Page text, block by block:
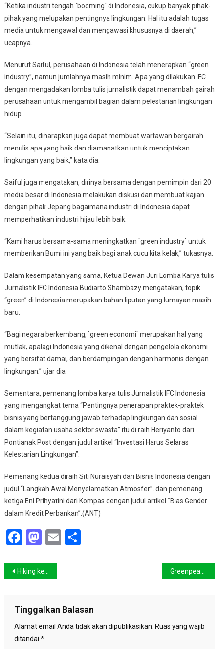
“Ketika industri tengah `booming` di Indonesia, cukup banyak pihak-
pihak yang melupakan pentingnya lingkungan. Hal itu adalah tugas
media untuk mengawal dan mengawasi khususnya di daerah,”
ucapnya.
Menurut Saiful, perusahaan di Indonesia telah menerapkan “green
industry”, namun jumlahnya masih minim. Apa yang dilakukan IFC
dengan mengadakan lomba tulis jurnalistik dapat menambah gairah
perusahaan untuk mengambil bagian dalam pelestarian lingkungan
hidup.
“Selain itu, diharapkan juga dapat membuat wartawan bergairah
menulis apa yang baik dan diamanatkan untuk menciptakan
lingkungan yang baik,” kata dia.
Saiful juga mengatakan, dirinya bersama dengan pemimpin dari 20
media besar di Indonesia melakukan diskusi dan membuat kajian
dengan pihak Jepang bagaimana industri di Indonesia dapat
memperhatikan industri hijau lebih baik.
“Kami harus bersama-sama meningkatkan `green industry` untuk
memberikan Bumi ini yang baik bagi anak cucu kita kelak,” tukasnya.
Dalam kesempatan yang sama, Ketua Dewan Juri Lomba Karya tulis
Jurnalistik IFC Indonesia Budiarto Shambazy mengatakan, topik
“green” di Indonesia merupakan bahan liputan yang lumayan masih
baru.
“Bagi negara berkembang, `green economi` merupakan hal yang
mutlak, apalagi Indonesia yang dikenal dengan pengelola ekonomi
yang bersifat damai, dan berdampingan dengan harmonis dengan
lingkungan,” ujar dia.
Sementara, pemenang lomba karya tulis Jurnalistik IFC Indonesia
yang mengangkat tema “Pentingnya penerapan praktek-praktek
bisnis yang bertanggung jawab terhadap lingkungan dan sosial
dalam kegiatan usaha sektor swasta” itu di raih Heriyanto dari
Pontianak Post dengan judul artikel “Investasi Harus Selaras
Kelestarian Lingkungan”.
Pemenang kedua diraih Siti Nuraisyah dari Bisnis Indonesia dengan
judul “Langkah Awal Menyelamatkan Atmosfer”, dan pemenang
ketiga Eni Prihyatini dari Kompas dengan judul artikel “Bias Gender
dalam Kredit Perbankan”.(ANT)
Facebook
Mastodon
EmailShare
Navigasi
Hiking ke Gunung Bawakaraeng
Tinggalkan Balasan
Alamat email Anda tidak akan dipublikasikan. Ruas yang wajib
ditandai *